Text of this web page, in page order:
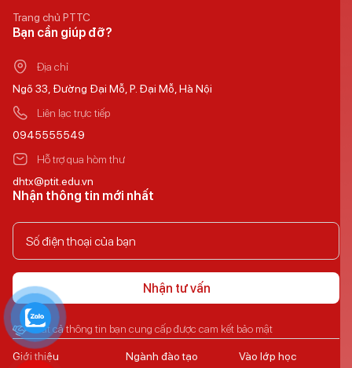
Trang chủ PTTC
Bạn cần giúp đỡ?
Địa chỉ
Ngõ 33, Đường Đại Mỗ, P. Đại Mỗ, Hà Nội
Liên lạc trực tiếp
0945555549
Hỗ trợ qua hòm thư
dhtx@ptit.edu.vn
Nhận thông tin mới nhất
Nhận tư vấn
Tất cả thông tin bạn cung cấp được cam kết bảo mật
Giới thiệu Ngành đào tạo Vào lớp học